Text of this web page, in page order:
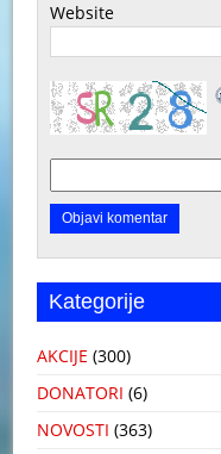
Website
Kategorije
AKCIJE (300)
DONATORI (6)
NOVOSTI (363)